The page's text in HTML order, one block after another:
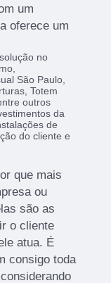
um
oferece um
no
São Paulo,
Totem
outros
da
de
do cliente e
que mais
ou
são as
o cliente
atua. É
consigo toda